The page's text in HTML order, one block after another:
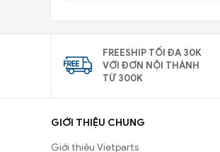
FREESHIP TỐI ĐA 30K
VỚI ĐƠN NỘI THÀNH
TỪ 300K
GIỚI THIỆU CHUNG
Giới thiệu Vietparts